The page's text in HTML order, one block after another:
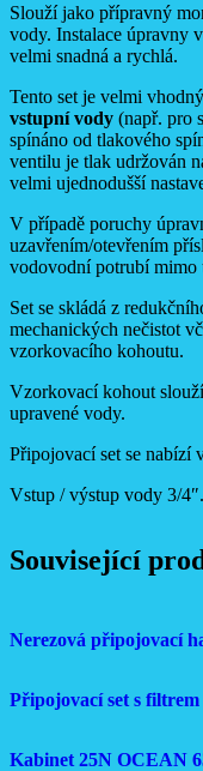
Slouží jako přípravný
vody. Instalace úpravny
velmi snadná a rychlá.
Tento set je velmi
vstupní vody (např. pro
spínáno od tlakového
ventilu je tlak udržován
velmi ujednodušší
V případě poruchy
uzavřením/otevřením
vodovodní potrubí mimo
Set se skládá z
mechanických nečistot
vzorkovacího kohoutu.
Vzorkovací kohout
upravené vody.
Připojovací set se nabízí
Vstup / výstup vody 3/4″.
Související
Nerezová připojovací
Připojovací set s
Kabinet 25N OCEAN